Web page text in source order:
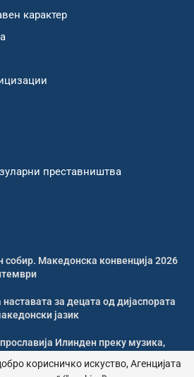
карактер
преставништва
собир. Македонска конвенција 2026
за децата од дијаспората
јазик
Илинден преку музика,
корисничко искуство, Агенцијата